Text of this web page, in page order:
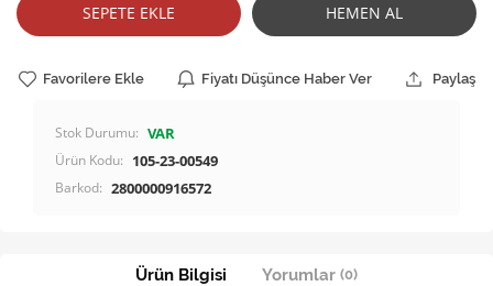
SEPETE EKLE HEMEN AL
Favorilere Ekle Fiyatı Düşünce Haber Ver Paylaş
Stok Durumu: VAR
Ürün Kodu: 105-23-00549
Barkod: 2800000916572
Ürün Bilgisi Yorumlar (0)